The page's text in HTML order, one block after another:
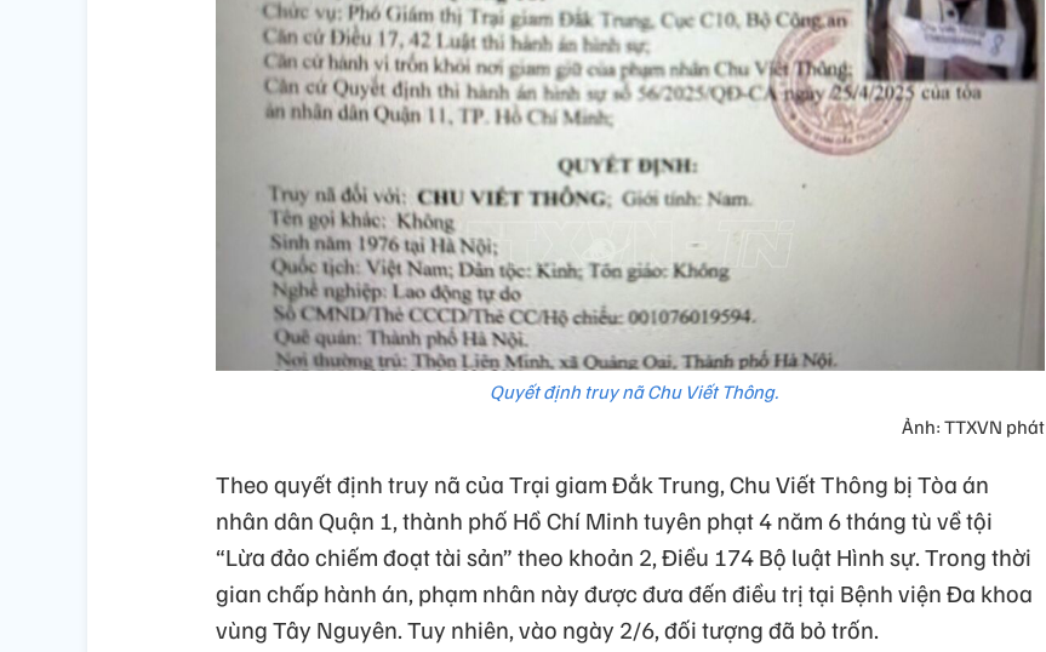
Quyết định truy nã Chu Viết Thông.
Ảnh: TTXVN phát
Theo quyết định truy nã của Trại giam Đắk Trung, Chu Viết Thông bị Tòa án
nhân dân Quận 1, thành phố Hồ Chí Minh tuyên phạt 4 năm 6 tháng tù về tội
“Lừa đảo chiếm đoạt tài sản” theo khoản 2, Điều 174 Bộ luật Hình sự. Trong thời
gian chấp hành án, phạm nhân này được đưa đến điều trị tại Bệnh viện Đa khoa
vùng Tây Nguyên. Tuy nhiên, vào ngày 2/6, đối tượng đã bỏ trốn.